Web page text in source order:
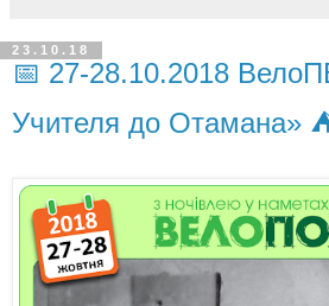
23.10.18
📅 27-28.10.2018
Учителя до Отамана»